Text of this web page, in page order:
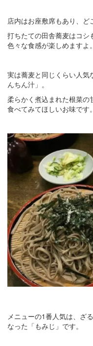
店内はお座敷席もあり、ど
打ちたての田舎蕎麦はコ
色々な食感が楽しめますよ。
実は蕎麦と同じくらい人気
んちん汁」。
柔らかく煮込まれた根菜
食べてみてほしいお味です。
メニューの1番人気は、ざ
なった「もみじ」です。